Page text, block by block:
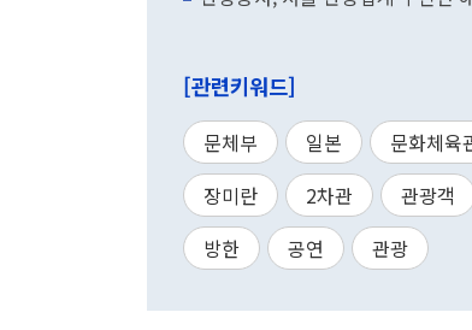
[관련키워드]
문체부 일본 문화체육
장미란
2차관 관광객
방한
공연 관광